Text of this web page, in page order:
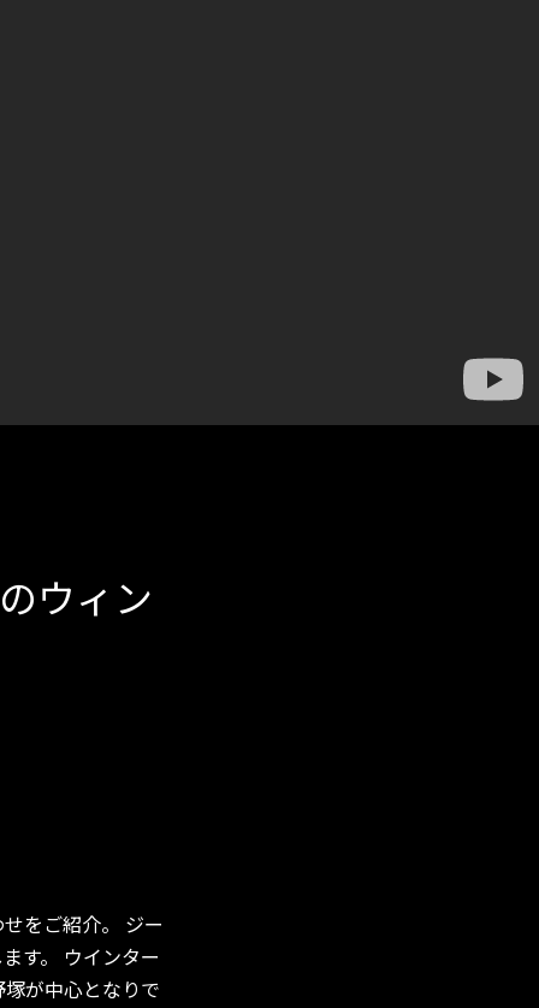
ウィン
をご紹介。 ジー
す。 ウインター
が中心となりで